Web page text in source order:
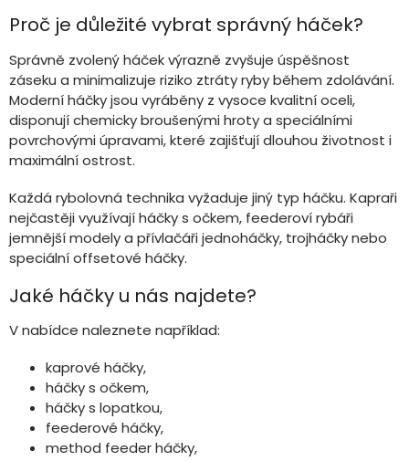
a
í
p
r
v
k
y
p
i
s
u
v
á
í
Proč je důležité vybrat správný háček?
Správně zvolený háček výrazně zvyšuje úspěšnost
záseku a minimalizuje riziko ztráty ryby během zdolávání.
Moderní háčky jsou vyráběny z vysoce kvalitní oceli,
disponují chemicky broušenými hroty a speciálními
povrchovými úpravami, které zajišťují dlouhou životnost i
maximální ostrost.
Každá rybolovná technika vyžaduje jiný typ háčku. Kapraři
nejčastěji využívají háčky s očkem, feederoví rybáři
jemnější modely a přívlačáři jednoháčky, trojháčky nebo
speciální offsetové háčky.
Jaké háčky u nás najdete?
V nabídce naleznete například:
kaprové háčky,
háčky s očkem,
háčky s lopatkou,
feederové háčky,
method feeder háčky,